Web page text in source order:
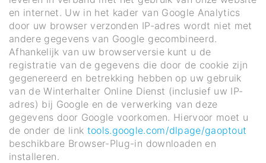
en internet. Uw in het kader van Google Analytics
door uw browser verzonden IP-adres wordt niet met
andere gegevens van Google gecombineerd.
Afhankelijk van uw browserversie kunt u de
registratie van de gegevens die door de cookie zijn
gegenereerd en betrekking hebben op uw gebruik
van de Winterhalter Online Dienst (inclusief uw IP-
adres) bij Google en de verwerking van deze
gegevens door Google voorkomen. Hiervoor moet u
de onder de link tools.google.com/dlpage/gaoptout
beschikbare Browser-Plug-in downloaden en
installeren.